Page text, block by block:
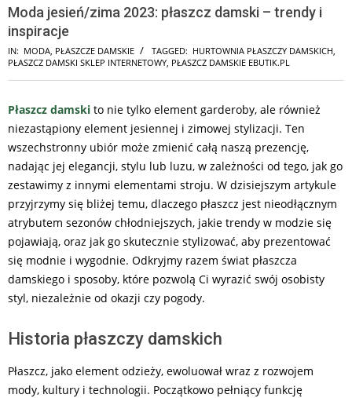
Moda jesień/zima 2023: płaszcz damski – trendy i
inspiracje
IN: MODA PŁASZCZE DAMSKIE TAGGED: HURTOWNIA PŁASZCZY DAMSKICH
PŁASZCZ DAMSKI SKLEP INTERNETOWY PŁASZCZ DAMSKIE EBUTIK.PL
Płaszcz damski to nie tylko element garderoby, ale również
niezastąpiony element jesiennej i zimowej stylizacji. Ten
wszechstronny ubiór może zmienić całą naszą prezencję,
nadając jej elegancji, stylu lub luzu, w zależności od tego, jak go
zestawimy z innymi elementami stroju. W dzisiejszym artykule
przyjrzymy się bliżej temu, dlaczego płaszcz jest nieodłącznym
atrybutem sezonów chłodniejszych, jakie trendy w modzie się
pojawiają, oraz jak go skutecznie stylizować, aby prezentować
się modnie i wygodnie. Odkryjmy razem świat płaszcza
damskiego i sposoby, które pozwolą Ci wyrazić swój osobisty
styl, niezależnie od okazji czy pogody.
Historia płaszczy damskich
Płaszcz, jako element odzieży, ewoluował wraz z rozwojem
mody, kultury i technologii. Początkowo pełniący funkcję